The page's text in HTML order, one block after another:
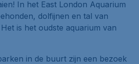
In het East London Aquarium
dolfijnen en tal van
is het oudste aquarium van
in de buurt zijn een bezoek